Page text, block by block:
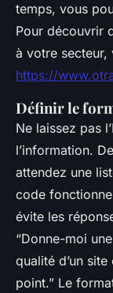
temps, vous
Pour découvrir
à votre secteur,
https://
Définir le
Ne laissez pas
l’information.
attendez une
code
évite les
“Donne-moi
qualité d’un
point.” Le